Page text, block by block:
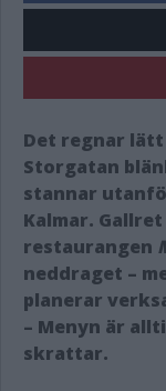
Det regnar
Storgatan
stannar
Kalmar.
restaurangen
neddraget –
planerar
– Menyn är
skrattar.